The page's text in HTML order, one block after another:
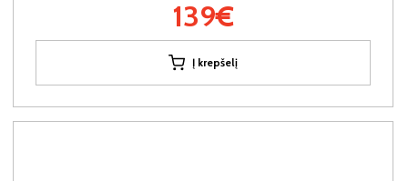
139€
Į krepšelį